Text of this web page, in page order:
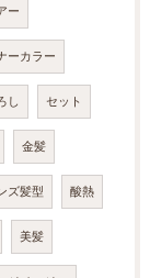
ー
ーカラー
し セット
金髪
ズ髪型 酸熱
美髪